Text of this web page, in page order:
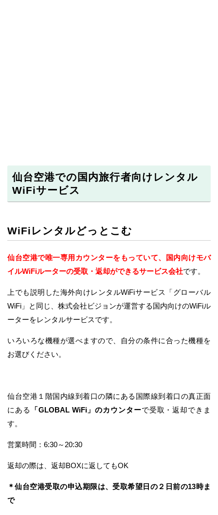
仙台空港での国内旅行者向けレンタル
WiFiサービス
WiFiレンタルどっとこむ
仙台空港で唯一専用カウンターをもっていて、国内向けモバ
イルWiFiルーターの受取・返却ができるサービス会社です。
上でも説明した海外向けレンタルWiFiサービス「グローバル
WiFi」と同じ、株式会社ビジョンが運営する国内向けのWiFiル
ーターをレンタルサービスです。
いろいろな機種が選べますので、自分の条件に合った機種を
お選びください。
仙台空港１階国内線到着口の隣にある国際線到着口の真正面
にある
「GLOBAL WiFi」のカウンターで受取・返却できま
す。
営業時間：6:30～20:30
返却の際は、返却BOXに返してもOK
＊仙台空港受取の申込期限は、受取希望日の２日前の13時ま
で